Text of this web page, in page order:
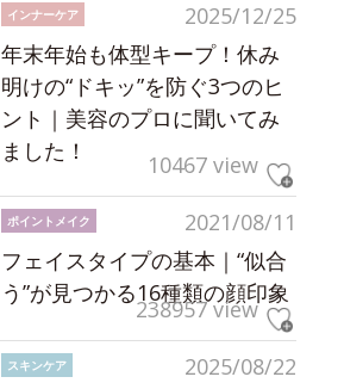
2025/12/25
インナーケア
年末年始も体型キープ！休み
明けの“ドキッ”を防ぐ3つのヒ
ント｜美容のプロに聞いてみ
ました！
10467 view
2021/08/11
ポイントメイク
フェイスタイプの基本｜“似合
う”が見つかる16種類の顔印象
238957 view
2025/08/22
スキンケア